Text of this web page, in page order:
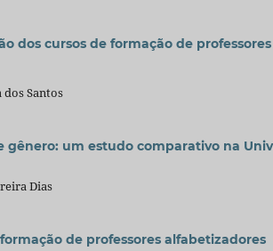
dos cursos de formação de
dos Santos
gênero: um estudo comparativo na
Dias
de professores alfabetizadores